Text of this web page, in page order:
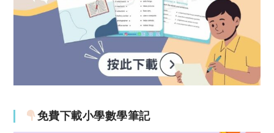
免費下載小學數學筆記